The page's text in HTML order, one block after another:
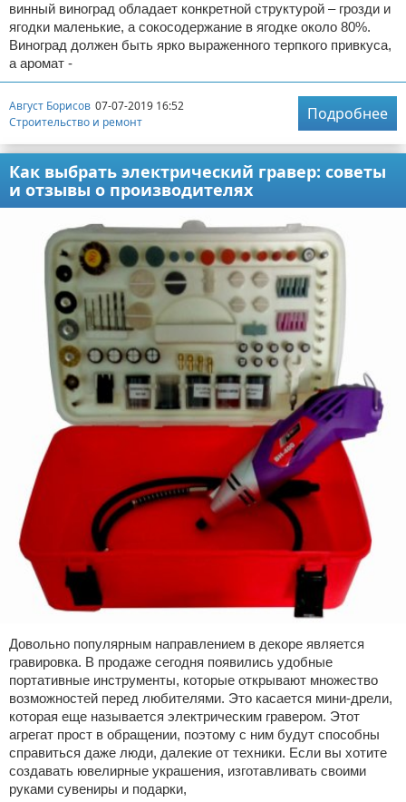
винный виноград обладает конкретной структурой – грозди и
ягодки маленькие, а сокосодержание в ягодке около 80%.
Виноград должен быть ярко выраженного терпкого привкуса,
а аромат -
Август Борисов 07-07-2019 16:52
Строительство и ремонт
Подробнее
Как выбрать электрический гравер: советы
и отзывы о производителях
Довольно популярным направлением в декоре является
гравировка. В продаже сегодня появились удобные
портативные инструменты, которые открывают множество
возможностей перед любителями. Это касается мини-дрели,
которая еще называется электрическим гравером. Этот
агрегат прост в обращении, поэтому с ним будут способны
справиться даже люди, далекие от техники. Если вы хотите
создавать ювелирные украшения, изготавливать своими
руками сувениры и подарки,